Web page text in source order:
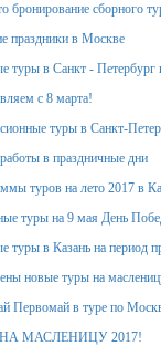
бронирование сборного
праздники в Москве
туры в Санкт - Петербург
с 8 марта!
туры в Санкт-
в праздничные дни
туров на лето 2017 в
туры на 9 мая День
туры в Казань на период
новые туры на
Первомай в туре по
МАСЛЕНИЦУ 2017!